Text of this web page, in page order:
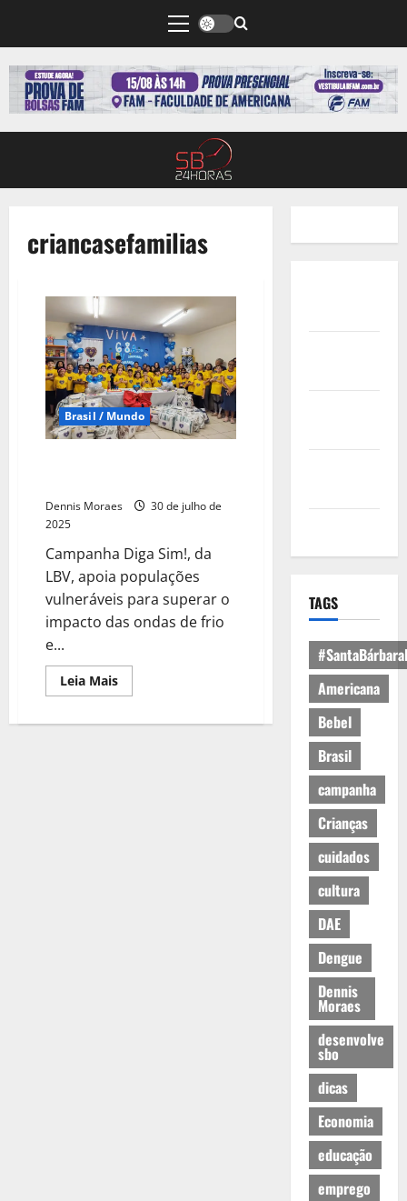
criancasefamilias
Brasil / Mundo
Dennis Moraes
30 de julho de
2025
Campanha Diga Sim!, da
LBV, apoia populações
vulneráveis para superar o
impacto das ondas de frio
e...
Leia Mais
TAGS
Americana
Bebel
Brasil
campanha
Crianças
cuidados
cultura
DAE
Dengue
Dennis
Moraes
desenvolve
sbo
dicas
Economia
educação
emprego